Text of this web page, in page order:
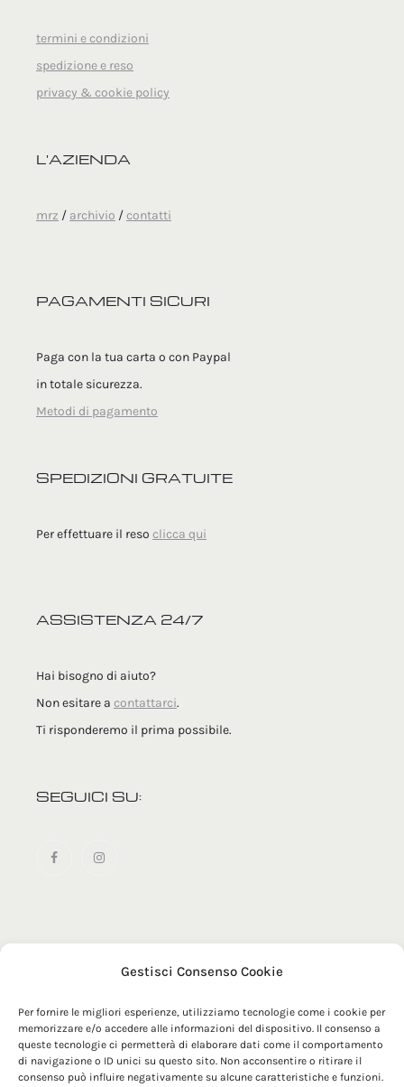
Gestisci Consenso Cookie
Per fornire le migliori esperienze, utilizziamo tecnologie come i cookie per
memorizzare e/o accedere alle informazioni del dispositivo. Il consenso a
queste tecnologie ci permetterà di elaborare dati come il comportamento
di navigazione o ID unici su questo sito. Non acconsentire o ritirare il
consenso può influire negativamente su alcune caratteristiche e funzioni.
termini e condizioni
spedizione e reso
privacy & cookie policy
L'AZIENDA
mrz / archivio /contatti
PAGAMENTI SICURI
Paga con la tua carta o con Paypal
in totale sicurezza.
Metodi di pagamento
SPEDIZIONI GRATUITE
Per effettuare il reso clicca qui
ASSISTENZA 24/7
Hai bisogno di aiuto?
Non esitare a contattarci.
Ti risponderemo il prima possibile.
SEGUICI SU:
- 63900 - Fermo (FM) | P. IVA 00179210448